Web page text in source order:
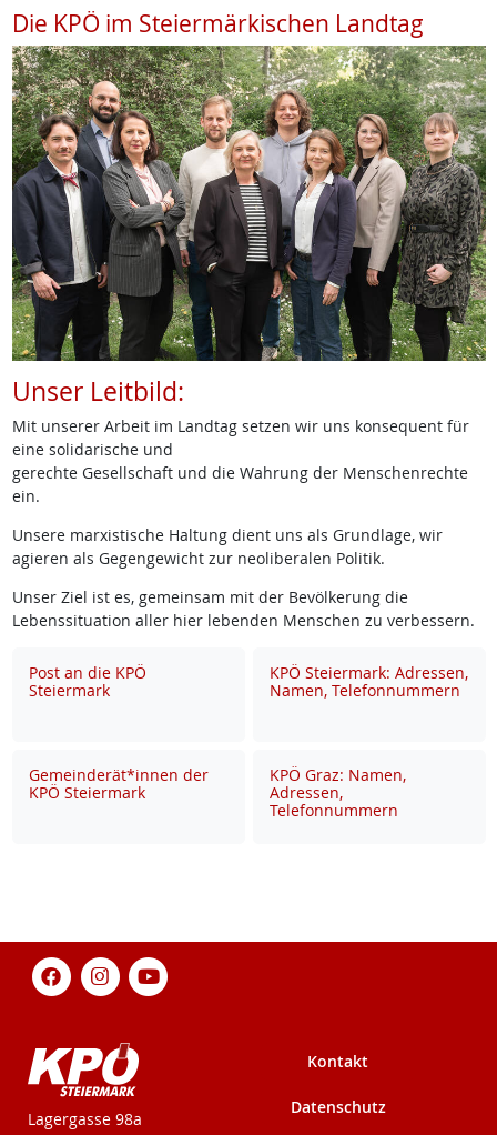
Die KPÖ im Steiermärkischen Landtag
Unser Leitbild:
Mit unserer Arbeit im Landtag setzen wir uns konsequent für
eine solidarische und
gerechte Gesellschaft und die Wahrung der Menschenrechte
ein.
Unsere marxistische Haltung dient uns als Grundlage, wir
agieren als Gegengewicht zur neoliberalen Politik.
Unser Ziel ist es, gemeinsam mit der Bevölkerung die
Lebenssituation aller hier lebenden Menschen zu verbessern.
Post an die KPÖ
Steiermark
KPÖ Steiermark: Adressen,
Namen, Telefonnummern
Gemeinderät*innen der
KPÖ Steiermark
KPÖ Graz: Namen,
Adressen,
Telefonnummern
KPÖ-Steiermark
Lagergasse 98a
Kontakt
Datenschutz